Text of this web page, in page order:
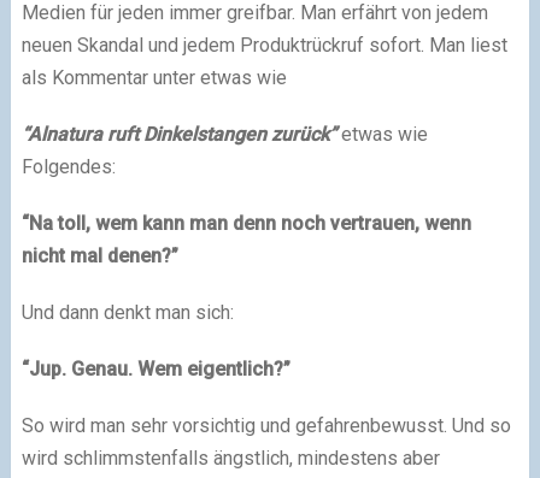
Medien für jeden immer greifbar. Man erfährt von jedem
neuen Skandal und jedem Produktrückruf sofort. Man liest
als Kommentar unter etwas wie
“Alnatura ruft Dinkelstangen zurück”etwas wie
Folgendes:
“Na toll, wem kann man denn noch vertrauen, wenn
nicht mal denen?”
Und dann denkt man sich:
“Jup. Genau. Wem eigentlich?”
So wird man sehr vorsichtig und gefahrenbewusst. Und so
wird schlimmstenfalls ängstlich, mindestens aber